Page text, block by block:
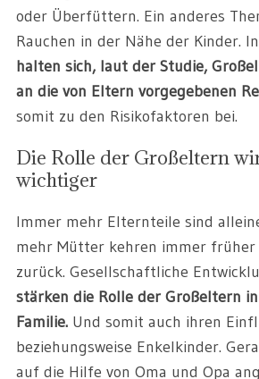
oder Überfüttern. Ein anderes
Rauchen in der Nähe der Kinder.
halten sich, laut der Studie,
an die von Eltern vorgegebenen
somit zu den Risikofaktoren bei.
Die Rolle der Großeltern
wichtiger
Immer mehr Elternteile sind
mehr Mütter kehren immer früher
zurück. Gesellschaftliche
stärken die Rolle der Großeltern
Familie.Und somit auch ihren
beziehungsweise Enkelkinder.
auf die Hilfe von Oma und Opa